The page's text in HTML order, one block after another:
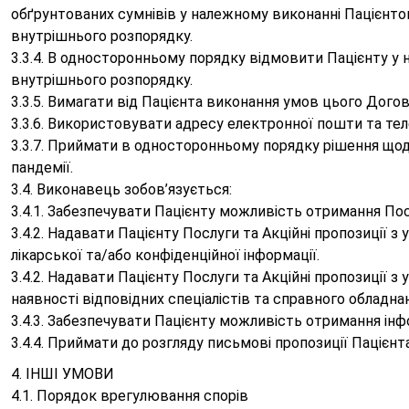
обґрунтованих сумнівів у належному виконанні
внутрішнього розпорядку.
3.3.4. В односторонньому порядку відмовити Пацієнту у
внутрішнього розпорядку.
3.3.5. Вимагати від Пацієнта виконання умов цього
3.3.6. Використовувати адресу електронної пошти та
3.3.7. Приймати в односторонньому порядку рішення
пандемії.
3.4. Виконавець зобов’язується:
3.4.1. Забезпечувати Пацієнту можливість отримання
3.4.2. Надавати Пацієнту Послуги та Акційні
лікарської та/або конфіденційної інформації.
3.4.2. Надавати Пацієнту Послуги та Акційні пропозиції
наявності відповідних спеціалістів та справного
3.4.3. Забезпечувати Пацієнту можливість отримання
3.4.4. Приймати до розгляду письмові пропозиції
4. ІНШІ УМОВИ
4.1. Порядок врегулювання спорів